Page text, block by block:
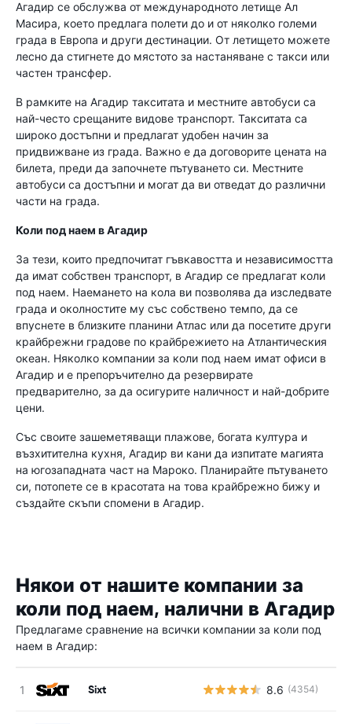
Агадир се обслужва от международното летище Ал
Масира, което предлага полети до и от няколко големи
града в Европа и други дестинации. От летището можете
лесно да стигнете до мястото за настаняване с такси или
частен трансфер.
В рамките на Агадир такситата и местните автобуси са
най-често срещаните видове транспорт. Такситата са
широко достъпни и предлагат удобен начин за
придвижване из града. Важно е да договорите цената на
билета, преди да започнете пътуването си. Местните
автобуси са достъпни и могат да ви отведат до различни
части на града.
Коли под наем в Агадир
За тези, които предпочитат гъвкавостта и независимостта
да имат собствен транспорт, в Агадир се предлагат коли
под наем. Наемането на кола ви позволява да изследвате
града и околностите му със собствено темпо, да се
впуснете в близките планини Атлас или да посетите други
крайбрежни градове по крайбрежието на Атлантическия
океан. Няколко компании за коли под наем имат офиси в
Агадир и е препоръчително да резервирате
предварително, за да осигурите наличност и най-добрите
цени.
Със своите зашеметяващи плажове, богата култура и
възхитителна кухня, Агадир ви кани да изпитате магията
на югозападната част на Мароко. Планирайте пътуването
си, потопете се в красотата на това крайбрежно бижу и
създайте скъпи спомени в Агадир.
Някои от нашите компании за
коли под наем, налични в Агадир
Предлагаме сравнение на всички компании за коли под
наем в Агадир:
Sixt 8.6 (4354)